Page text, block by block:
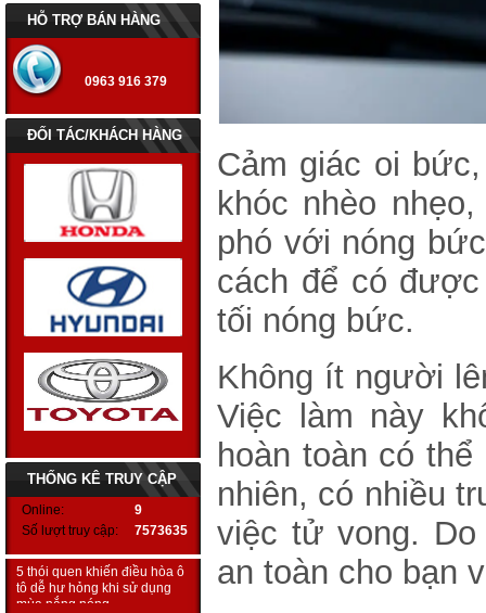
HỖ TRỢ BÁN HÀNG
0963 916 379
ĐỐI TÁC/KHÁCH HÀNG
THỐNG KÊ TRUY CẬP
Online:
9
Số lượt truy cập:
7573635
Những mẫu xe hay gặp vấn
7 mẹo vặt giúp ích cho những
ai sử dụng ô tô
Nút bấm ít ai để ý tới giúp
cabin ô tô mát nhanh mà
không cần bật điều hòa
5 thói quen khiến điều hòa ô
tô dễ hư hỏng khi sử dụng
mùa nắng nóng
Cảm giác oi
khóc nhèo
phó với nóng
cách để có
tối nóng bức.
Không ít người
Việc làm này
hoàn toàn có
nhiên, có nhiều
việc tử vong. Do
an toàn cho bạn